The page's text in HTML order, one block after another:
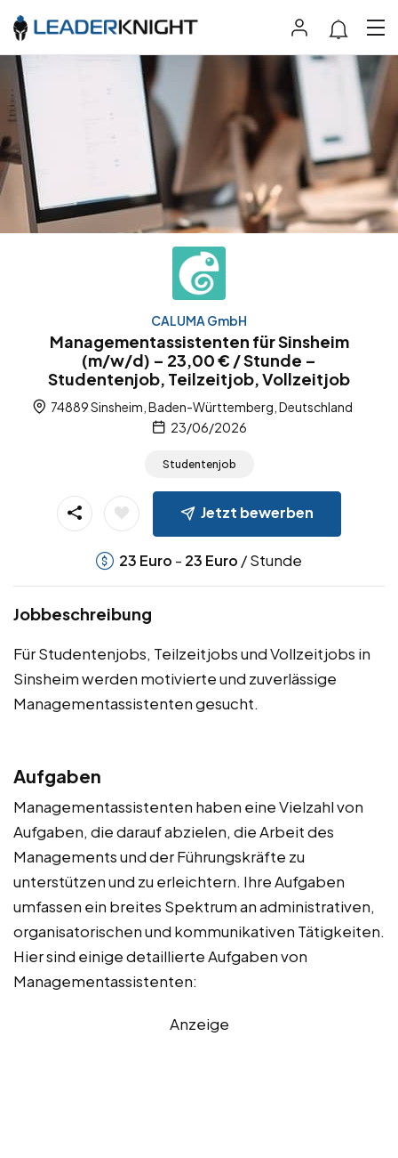
CALUMA GmbH
Managementassistenten für Sinsheim
(m/w/d) – 23,00 € / Stunde –
Studentenjob, Teilzeitjob, Vollzeitjob
74889 Sinsheim, Baden-Württemberg, Deutschland
23/06/2026
Studentenjob
Jetzt bewerben
23 Euro - 23 Euro / Stunde
Jobbeschreibung
Für Studentenjobs, Teilzeitjobs und Vollzeitjobs in
Sinsheim werden motivierte und zuverlässige
Managementassistenten gesucht.
Aufgaben
Managementassistenten haben eine Vielzahl von
Aufgaben, die darauf abzielen, die Arbeit des
Managements und der Führungskräfte zu
unterstützen und zu erleichtern. Ihre Aufgaben
umfassen ein breites Spektrum an administrativen,
organisatorischen und kommunikativen Tätigkeiten.
Hier sind einige detaillierte Aufgaben von
Managementassistenten:
Anzeige